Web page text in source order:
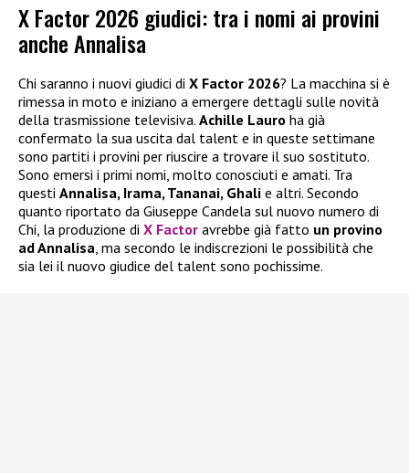
X Factor 2026 giudici: tra i nomi ai provini
anche Annalisa
Chi saranno i nuovi giudici di X Factor 2026? La macchina si è
rimessa in moto e iniziano a emergere dettagli sulle novità
della trasmissione televisiva. Achille Lauro ha già
confermato la sua uscita dal talent e in queste settimane
sono partiti i provini per riuscire a trovare il suo sostituto.
Sono emersi i primi nomi, molto conosciuti e amati. Tra
questi Annalisa, Irama, Tananai, Ghali e altri. Secondo
quanto riportato da Giuseppe Candela sul nuovo numero di
Chi, la produzione di X Factor avrebbe già fatto un provino
ad Annalisa, ma secondo le indiscrezioni le possibilità che
sia lei il nuovo giudice del talent sono pochissime.